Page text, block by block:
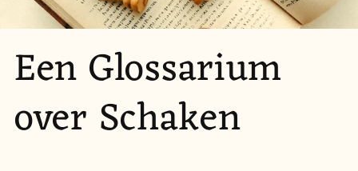
Een Glossarium
over Schaken